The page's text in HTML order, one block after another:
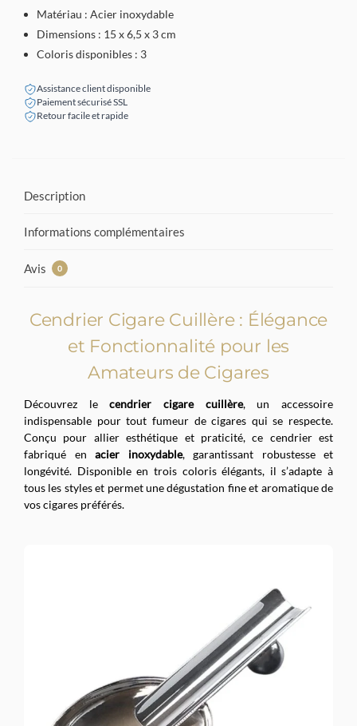
Matériau : Acier inoxydable
Dimensions : 15 x 6,5 x 3 cm
Coloris disponibles : 3
Assistance client disponible
Paiement sécurisé SSL
Retour facile et rapide
Description
Informations complémentaires
Avis 0
Cendrier Cigare Cuillère : Élégance
et Fonctionnalité pour les
Amateurs de Cigares
Découvrez lecendrier cigare cuillère, un accessoire
indispensable pour tout fumeur de cigares qui se respecte.
Conçu pour allier esthétique et praticité, ce cendrier est
fabriqué en acier inoxydable, garantissant robustesse et
longévité. Disponible en trois coloris élégants, il s’adapte à
tous les styles et permet une dégustation fine et aromatique de
vos cigares préférés.